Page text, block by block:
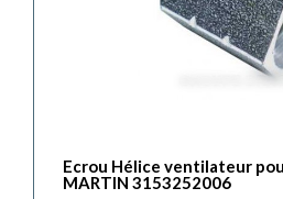
Ecrou Hélice ventilateur
MARTIN 3153252006